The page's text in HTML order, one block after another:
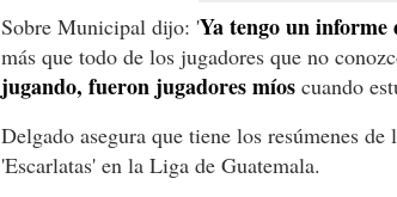
Sobre Municipal dijo: 'Ya tengo un informe
más que todo de los jugadores que no
jugando, fueron jugadores míos cuando
Delgado asegura que tiene los resúmenes
'Escarlatas' en la Liga de Guatemala.